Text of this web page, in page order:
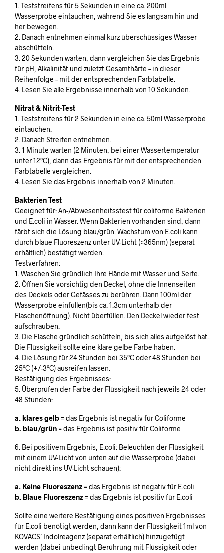
1. Teststreifens für 5 Sekunden in eine ca. 200ml
Wasserprobe eintauchen, während Sie es langsam hin und
her bewegen.
2. Danach entnehmen einmal kurz überschüssiges Wasser
abschütteln.
3. 20 Sekunden warten, dann vergleichen Sie das Ergebnis
für pH, Alkalinität und zuletzt Gesamthärte – in dieser
Reihenfolge – mit der entsprechenden Farbtabelle.
4. Lesen Sie alle Ergebnisse innerhalb von 10 Sekunden.
Nitrat & Nitrit-Test
1. Teststreifens für 2 Sekunden in eine ca. 50ml Wasserprobe
eintauchen.
2. Danach Streifen entnehmen.
3. 1 Minute warten (2 Minuten, bei einer Wassertemperatur
unter 12°C), dann das Ergebnis für mit der entsprechenden
Farbtabelle vergleichen.
4. Lesen Sie das Ergebnis innerhalb von 2 Minuten.
Bakterien Test
Geeignet für: An-/Abwesenheitsstest für coliforme Bakterien
und E.coli in Wasser. Wenn Bakterien vorhanden sind, dann
färbt sich die Lösung blau/grün. Wachstum von E.coli kann
durch blaue Fluoreszenz unter UV-Licht (≈365nm) (separat
erhältlich) bestätigt werden.
Testverfahren:
1. Waschen Sie gründlich Ihre Hände mit Wasser und Seife.
2. Öffnen Sie vorsichtig den Deckel, ohne die Innenseiten
des Deckels oder Gefässes zu berühren. Dann 100ml der
Wasserprobe einfüllen(bis ca. 1.3cm unterhalb der
Flaschenöffnung). Nicht überfüllen. Den Deckel wieder fest
aufschrauben.
3. Die Flasche gründlich schütteln, bis sich alles aufgelöst hat.
Die Flüssigkeit sollte eine klare gelbe Farbe haben.
4. Die Lösung für 24 Stunden bei 35°C oder 48 Stunden bei
25°C (+/-3°C) ausreifen lassen.
Bestätigung des Ergebnisses:
5. Überprüfen der Farbe der Flüssigkeit nach jeweils 24 oder
48 Stunden:
a. klares gelb = das Ergebnis ist negativ für Coliforme
b. blau/grün = das Ergebnis ist positiv für Coliforme
6. Bei positivem Ergebnis, E.coli: Beleuchten der Flüssigkeit
mit einem UV-Licht von unten auf die Wasserprobe (dabei
nicht direkt ins UV-Licht schauen):
a. Keine Fluoreszenz = das Ergebnis ist negativ für E.coli
b. Blaue Fluoreszenz = das Ergebnis ist positiv für E.coli
Sollte eine weitere Bestätigung eines positiven Ergebnisses
für E.coli benötigt werden, dann kann der Flüssigkeit 1ml von
KOVACS’ Indolreagenz (separat erhältlich) hinzugefügt
werden (dabei unbedingt Berührung mit Flüssigkeit oder